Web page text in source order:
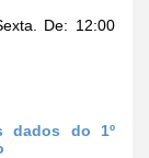
De: 12:00
dados do 1º